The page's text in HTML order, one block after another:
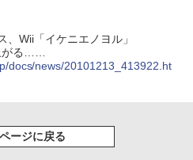
、Wii「イケニエノヨル」
がる……
docs/news/20101213_413922.ht
ージに戻る